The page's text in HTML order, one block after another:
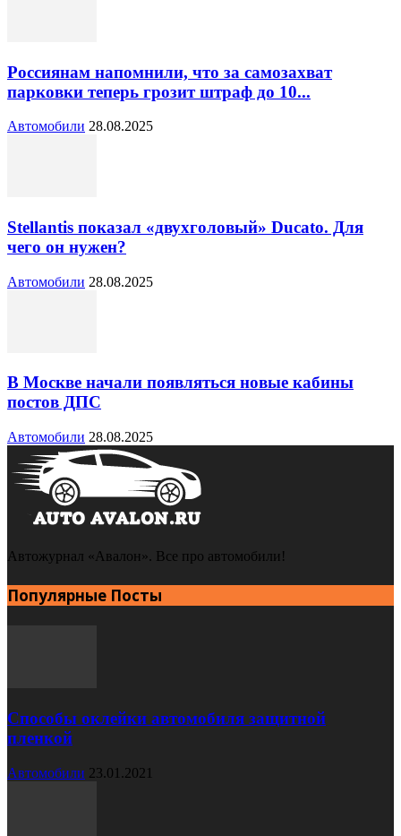
Россиянам напомнили, что за самозахват
парковки теперь грозит штраф до 10...
Автомобили 28.08.2025
Stellantis показал «двухголовый» Ducato. Для
чего он нужен?
Автомобили 28.08.2025
В Москве начали появляться новые кабины
постов ДПС
Автомобили 28.08.2025
Автожурнал «Авалон». Все про автомобили!
Популярные Посты
Способы оклейки автомобиля защитной
пленкой
Автомобили 23.01.2021